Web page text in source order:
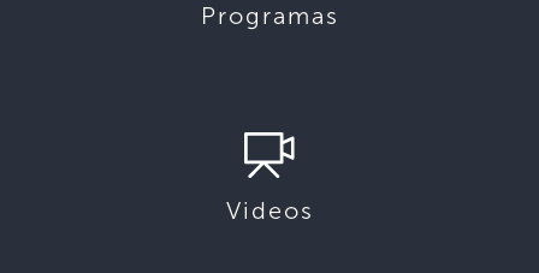
Programas
Videos